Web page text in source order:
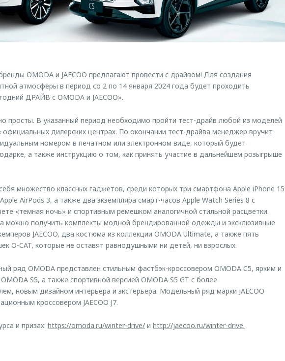
OMODA и JAECOO предлагают провести с драйвом! Для создания
атмосферы в период со 2 по 14 января 2024 года будет проходить
ДРАЙВ с OMODA и JAECOO».
просты. В указанный период необходимо пройти тест-драйв любой из моделей
официальных дилерских центрах. По окончании тест-драйва менеджер вручит
номером в печатном или электронном виде, который будет
а также инструкцию о том, как принять участие в дальнейшем розыгрыше
множество классных гаджетов, среди которых три смартфона Apple iPhone 15
AirPods 3, а также два экземпляра смарт-часов Apple Watch Series 8 с
«темная ночь» и спортивным ремешком аналогичной стильной расцветки.
можно получить комплекты модной брендированной одежды и эксклюзивные
JAECOO, два костюма из коллекции OMODA Ultimate, а также пять
O-CAT, которые не оставят равнодушными ни детей, ни взрослых.
ряд OMODA представлен стильным фастбэк-кроссовером OMODA C5, ярким и
S5, а также спортивной версией OMODA S5 GT с более
новым дизайном интерьера и экстерьера. Модельный ряд марки JAECOO
кроссовером JAECOO J7.
и призах: https://omoda.ru/winter-drive/ и http://jaecoo.ru/winter-drive.